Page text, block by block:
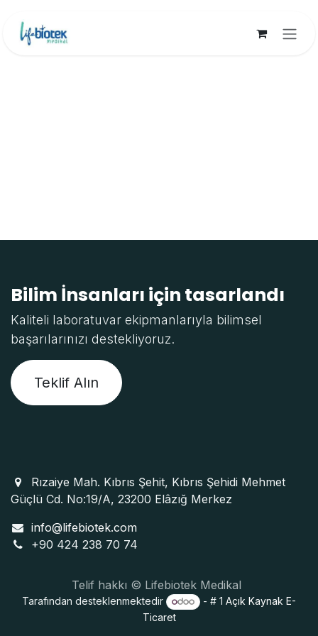
Bilim İnsanları için tasarlandı
Kaliteli laboratuvar ekipmanlarıyla bilimsel
başarılarınızı destekliyoruz.
Teklif Alın
Rızaiye Mah. Kıbrıs Şehit, Kıbrıs Şehidi Mehmet
Güçlü Cd. No:19/A, 23200 Elâzığ Merkez
info@lifebiotek.com
+90 424 238 70 74
Telif hakkı © Lifebiotek Medikal
Tarafından desteklenmektedir - # 1Açık Kaynak E-
Ticaret